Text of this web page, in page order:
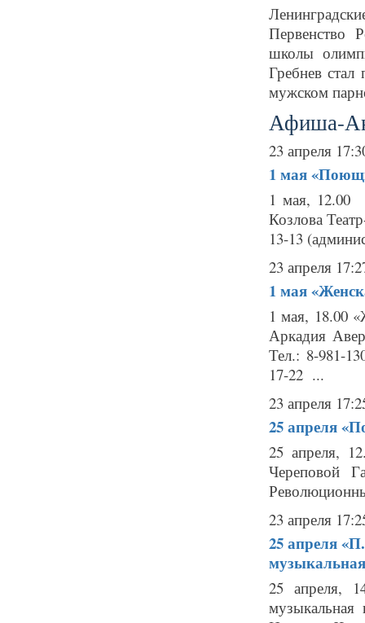
Первенство
школы
Гребнев
мужском
Афиша-
23 апреля
1 мая
1 мая, 12.00
Козлова
13-13
23 апреля
1 мая
1 мая, 18.00
Аркадия
Тел.: 8-981-
17-22 ...
23 апреля
25 апреля
25 апреля,
Череповой
23 апреля
25 апреля
25 апреля,